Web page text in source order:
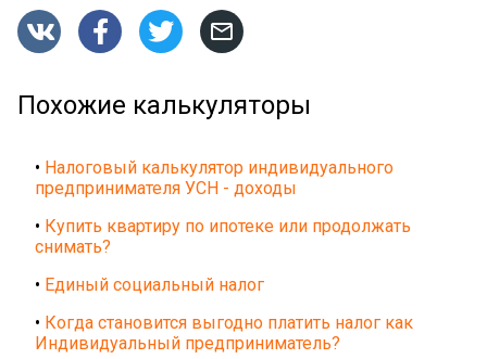
   
Похожие калькуляторы
• Налоговый калькулятор индивидуального
предпринимателя УСН - доходы
• Купить квартиру по ипотеке или продолжать
снимать?
• Единый социальный налог
• Когда становится выгодно платить налог как
Индивидуальный предприниматель?